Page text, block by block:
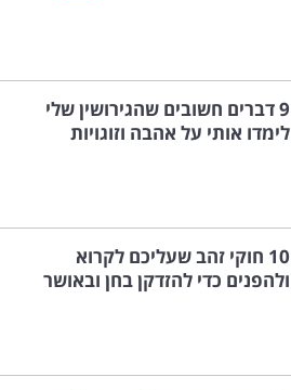
9 דברים חשובים שהגירושין שלי
לימדו אותי על אהבה וזוגויות
10 חוקי זהב שעליכם לקרוא
ולהפנים כדי להזדקן בחן ובאושר